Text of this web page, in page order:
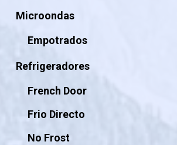
Microondas
Empotrados
Refrigeradores
French Door
Frio Directo
No Frost